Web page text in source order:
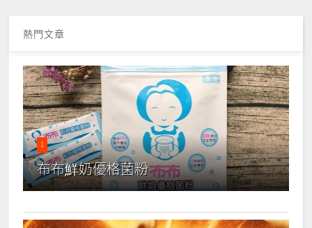
熱門文章
1
布布鮮奶優格菌粉